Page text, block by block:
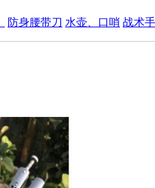
防身腰带刀 水壶、口哨 战术